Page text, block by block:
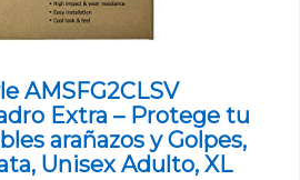
AMSFG2CLSV
Extra – Protege tu
arañazos y Golpes,
Unisex Adulto, XL